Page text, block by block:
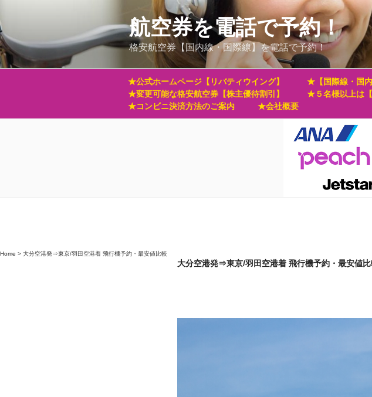
ン
テ
ン
ツ
ッ
航空券を電話で予約！
格安航空券【国内線・国際線】を電話で予約！
★公式ホームページ【リバティウイング】 ★【国際線・国
★変更可能な格安航空券【株主優待割引】
★５名様以上は
★コンビニ決済方法のご案内
★会社概要
Home > 大分空港発⇒東京/羽田空港着 飛行機予約・最安値比較
大分空港発⇒東京/羽田空港着 飛行機予約・最安値